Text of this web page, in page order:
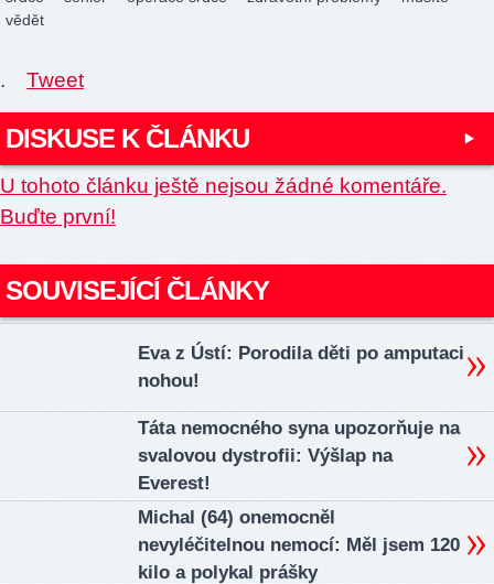
vědět
. Tweet
DISKUSE K ČLÁNKU
U tohoto článku ještě nejsou žádné komentáře.
Buďte první!
SOUVISEJÍCÍ ČLÁNKY
Eva z Ústí: Porodila děti po amputaci
nohou!
Táta nemocného syna upozorňuje na
svalovou dystrofii: Výšlap na
Everest!
Michal (64) onemocněl
nevyléčitelnou nemocí: Měl jsem 120
kilo a polykal prášky